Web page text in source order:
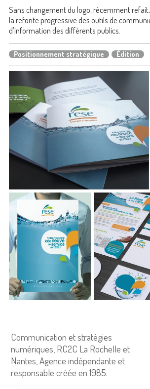
Sans changement du logo, récemment
la refonte progressive des outils de
d'information des différents publics.
Positionnement stratégique Édition
Communication et stratégies
numériques, RC2C La Rochelle et
Nantes, Agence indépendante et
responsable créée en 1985.